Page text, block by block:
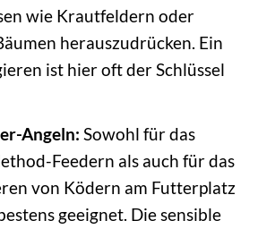
wie Krautfeldern oder
herauszudrücken. Ein
ist hier oft der Schlüssel
Angeln: Sowohl für das
Feedern als auch für das
von Ködern am Futterplatz
geeignet. Die sensible